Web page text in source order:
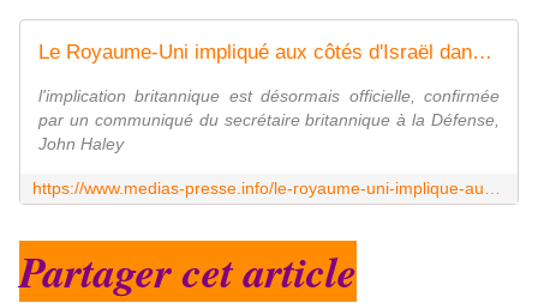
Le Royaume-Uni impliqué aux côtés d'Israël dans la guerre au Moyen-Orient
l'implication britannique est désormais officielle, confirmée
par un communiqué du secrétaire britannique à la Défense,
John Haley
Partager cet article